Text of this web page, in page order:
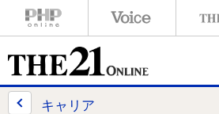
キャリア